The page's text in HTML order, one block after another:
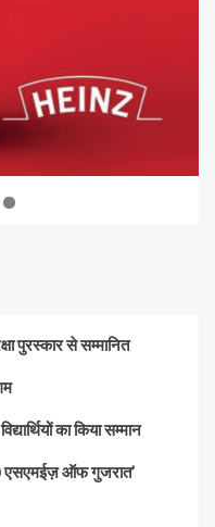
पुरस्कार से सम्मानित
का किया सम्मान
एसएमईज़ ऑफ गुजरात’